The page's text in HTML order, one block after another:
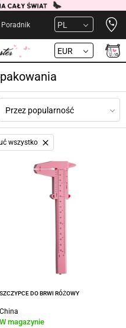
Poradnik PL
EUR
Przez popularność
wszystko
SZCZYPCE DO BRWI RÓŻOWY
China
W magazynie